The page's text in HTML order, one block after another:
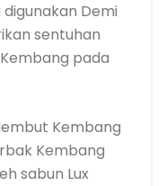
digunakan Demi
sentuhan
pada
Kembang
Kembang
sabun Lux